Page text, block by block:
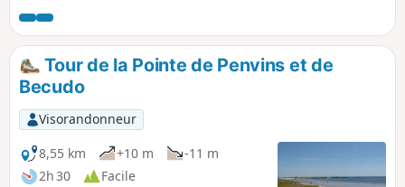
somptueux points de vue sur le Golfe du
Morbihan, le tout dans un cadre encore
sauvage et bien préservé.
Tour de la Pointe de Penvins et de
Becudo
Visorandonneur
8,55 km
+10 m
-11 m
2h 30
Facile